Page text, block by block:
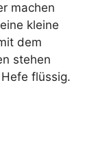
machen
kleine
dem
stehen
flüssig.